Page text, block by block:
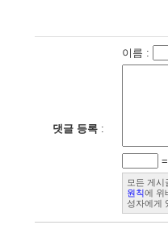
댓글 등록:
이름 :
모든 게
원칙에 위
성자에게